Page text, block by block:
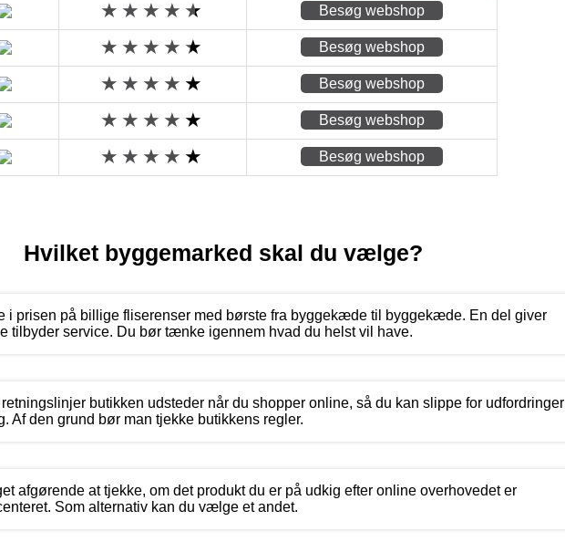
Besøg webshop
Besøg webshop
Besøg webshop
Besøg webshop
Besøg webshop
Hvilket byggemarked skal du vælge?
i prisen på billige fliserenser med børste fra byggekæde til byggekæde. En del giver
tilbyder service. Du bør tænke igennem hvad du helst vil have.
butikken udsteder når du shopper online, så du kan slippe for udfordringer
Af den grund bør man tjekke butikkens regler.
afgørende at tjekke, om det produkt du er på udkig efter online overhovedet er
Som alternativ kan du vælge et andet.